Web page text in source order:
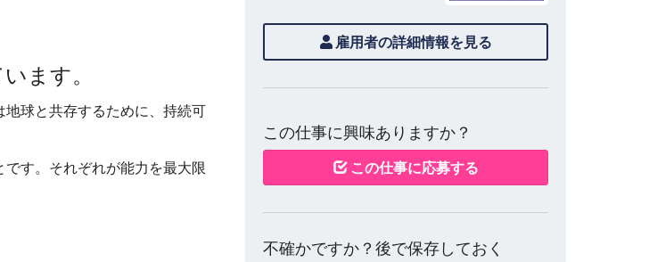
ます。
球と共存するために、持続可
す。それぞれが能力を最大限
雇用者の詳細情報を見る
この仕事に興味ありますか？
この仕事に応募する
不確かですか？後で保存しておく